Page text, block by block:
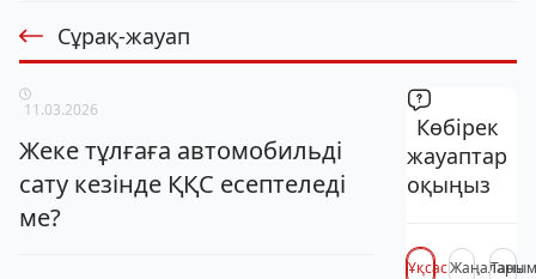
Сұрақ-жауап
11.03.2026
Жеке тұлғаға автомобильді
сату кезінде ҚҚС есептеледі
ме?
Көбірек
жауаптар
оқыңыз
ҰқсасЖаңалары